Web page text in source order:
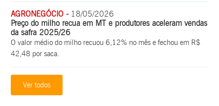
AGRONEGÓCIO -18/05/2026
Preço do milho recua em MT e produtores aceleram vendas
da safra 2025/26
O valor médio do milho recuou 6,12% no mês e fechou em R$
42,48 por saca.
Ver todos